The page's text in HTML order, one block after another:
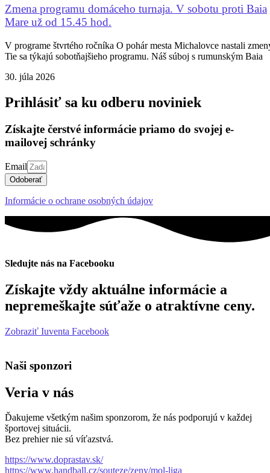
Zmena programu domáceho turnaja. V sobotu proti Baia
Mare už od 15.45 hod.
V programe štvrtého ročníka O pohár mesta Michalovce nastali
Tie sa týkajú sobotňajšieho programu. Náš súboj s rumunským Baia
30. júla 2026
Prihlásiť sa ku odberu noviniek
Získajte čerstvé informácie priamo do svojej e-
mailovej schránky
Email
Odoberať
Informácie o ochrane osobných údajov
Sledujte nás na Facebooku
Získajte vždy aktuálne informácie a
nepremeškajte súťaže o atraktívne ceny.
Zobraziť Iuventa Facebook
Naši sponzori
Veria v nás
Ďakujeme všetkým našim sponzorom, že nás podporujú v každej
športovej situácii.
Bez prehier nie sú víťazstvá.
https://www.doprastav.sk/
https://www.handball.cz/souteze/zeny/mol-liga